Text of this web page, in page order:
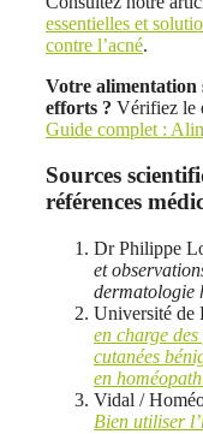
essentielles et
contre l’acné.
Votre alimentation
efforts ? Vérifiez le
Guide complet :
Sources
références
Dr Philippe
et
dermatologie
Université de
en charge
cutanées
en
Vidal /
Bien utiliser